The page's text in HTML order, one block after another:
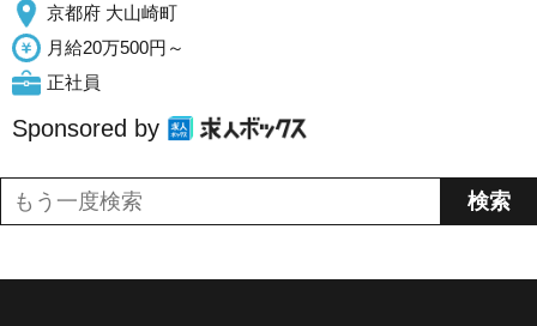
京都府 大山崎町
月給20万500円～
正社員
Sponsored by